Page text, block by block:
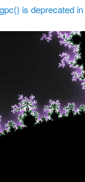
is deprecated in